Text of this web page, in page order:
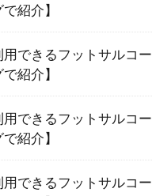
紹介】
できるフットサルコー
紹介】
できるフットサルコー
紹介】
できるフットサルコー